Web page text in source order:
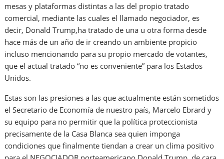
mesas y plataformas distintas a las del propio tratado
comercial, mediante las cuales el llamado negociador, es
decir, Donald Trump,ha tratado de una u otra forma desde
hace más de un año de ir creando un ambiente propicio
incluso mencionando para su propio mercado de votantes,
que el actual tratado “no es conveniente” para los Estados
Unidos.
Estas son las presiones a las que actualmente están sometidos
el Secretario de Economía de nuestro país, Marcelo Ebrard y
su equipo para no permitir que la política proteccionista
precisamente de la Casa Blanca sea quien imponga
condiciones que finalmente tiendan a crear un clima positivo